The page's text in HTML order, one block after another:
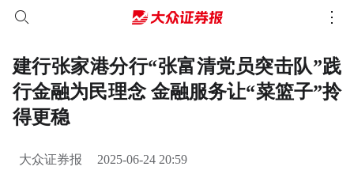
建行张家港分行“张富清党员突击队”践
行金融为民理念 金融服务让“菜篮子”拎
得更稳
大众证券报 2025-06-24 20:59